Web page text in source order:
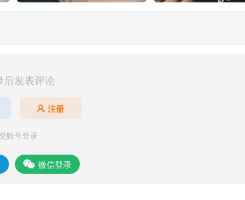
后发表评论
注册
账号登录
微信登录